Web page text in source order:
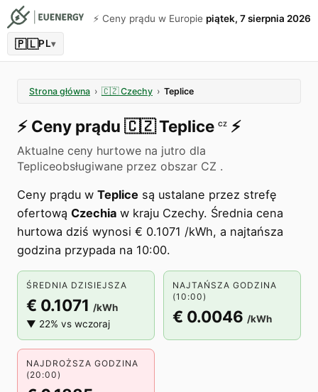
⚡️ Ceny prądu w Europie piątek, 7 sierpnia 2026
🇵🇱PL▾
Strona główna › 🇨🇿 Czechy › Teplice
⚡️ Ceny prądu 🇨🇿Teplice CZ ⚡️
Aktualne ceny hurtowe na jutro dla
Tepliceobsługiwane przez obszar CZ .
Ceny prądu w Teplice są ustalane przez strefę
ofertową Czechia w kraju Czechy. Średnia cena
hurtowa dziś wynosi € 0.1071 /kWh, a najtańsza
godzina przypada na 10:00.
ŚREDNIA DZISIEJSZA
€ 0.1071 /kWh
▼ 22% vs wczoraj
NAJTAŃSZA GODZINA
(10:00)
€ 0.0046 /kWh
NAJDROŻSZA GODZINA
(20:00)